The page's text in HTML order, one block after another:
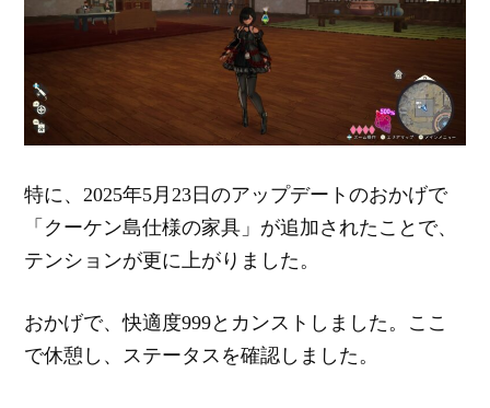
特に、2025年5月23日のアップデートのおかげで
「クーケン島仕様の家具」が追加されたことで、
テンションが更に上がりました。
おかげで、快適度999とカンストしました。ここ
で休憩し、ステータスを確認しました。